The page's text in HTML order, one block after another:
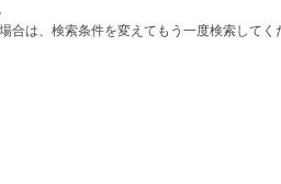
合は、検索条件を変えてもう一度検索してく